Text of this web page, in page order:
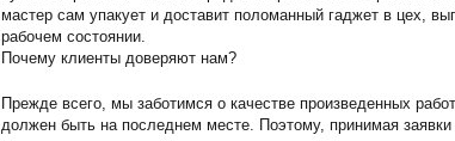
мастер сам упакует и доставит поломанный гаджет в цех,
рабочем состоянии.
Почему клиенты доверяют нам?
Прежде всего, мы заботимся о качестве произведенных
должен быть на последнем месте. Поэтому, принимая